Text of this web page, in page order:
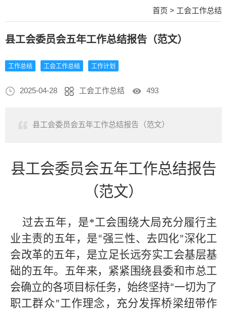
首页 > 工会工作总结
县工会委员会五年工作总结报告（范文）
工作总结 工会工作总结 工作计划
2025-04-28 工会工作总结 493
县工会委员会五年工作总结报告（范文）
县工会委员会五年工作总结报告
（范文）
过去五年，是*工会围绕大局充分履行主
业主责的五年，是“强三性、去四化”深化工
会改革的五年，是立足长远夯实工会基层基
础的五年。五年来，紧紧围绕县委和市总工
会确立的各项目标任务，始终坚持“一切为了
职工群众”工作理念，充分发挥桥梁纽带作